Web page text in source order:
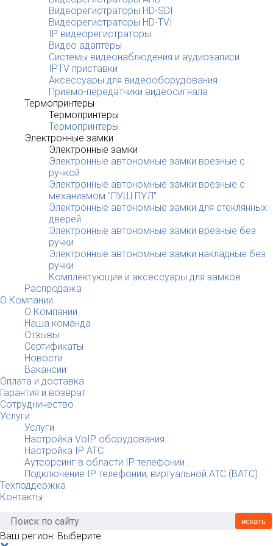
Видеорегистраторы HD-SDI
Видеорегистраторы HD-TVI
IP видеорегистраторы
Видео адаптеры
Системы видеонаблюдения и аудиозаписи
IPTV приставки
Аксессуары для видеооборудования
Приемо-передатчики видеосигнала
Термопринтеры
Термопринтеры
Термопринтеры
Электронные замки
Электронные замки
Электронные автономные замки врезные с
ручкой
Электронные автономные замки врезные с
механизмом "ПУШ ПУЛ"
Электронные автономные замки для стеклянных
дверей
Электронные автономные замки врезные без
ручки
Электронные автономные замки накладные без
ручки
Комплектующие и аксессуары для замков
Распродажа
О Компании
О Компании
Наша команда
Отзывы
Сертификаты
Новости
Вакансии
Оплата и доставка
Гарантия и возврат
Сотрудничество
Услуги
Услуги
Настройка VoIP оборудования
Настройка IP АТС
Аутсорсинг в области IP телефонии
Подключение IP телефонии, виртуальной АТС (ВАТС)
Техподдержка
Контакты
искать
Ваш регион: Выберите